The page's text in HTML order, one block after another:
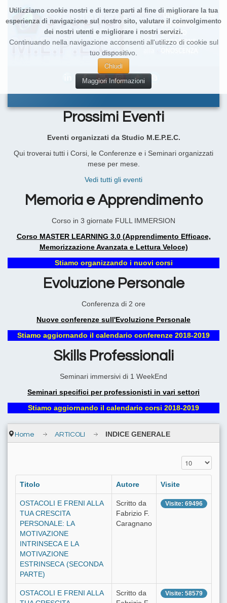
Utilizziamo cookie nostri e di terze parti al fine di migliorare la tua
esperienza di navigazione sul nostro sito, valutare il coinvolgimento
dei nostri utenti e migliorare i nostri servizi.
Continuando nella navigazione acconsenti all'utilizzo di cookie sul
tuo dispositivo.
Chiudi
Maggiori Informazioni
Prossimi Eventi
Eventi organizzati da Studio M.E.P.E.C.
Qui troverai tutti i Corsi, le Conferenze e i Seminari organizzati
mese per mese.
Vedi tutti gli eventi
Memoria e Apprendimento
Corso in 3 giornate FULL IMMERSION
Corso MASTER LEARNING 3.0 (Apprendimento Efficace,
Memorizzazione Avanzata e Lettura Veloce)
Stiamo organizzando i nuovi corsi
Evoluzione Personale
Conferenza di 2 ore
Nuove conferenze sull'Evoluzione Personale
Stiamo aggiornando il calendario conferenze 2018-2019
Skills Professionali
Seminari immersivi di 1 WeekEnd
Seminari specifici per professionisti in vari settori
Stiamo aggiornando il calendario corsi 2018-2019
Home ARTICOLI INDICE GENERALE
Visualizza n.
Titolo Autore Visite
OSTACOLI E FRENI ALLA
TUA CRESCITA
PERSONALE: LA
MOTIVAZIONE
INTRINSECA E LA
MOTIVAZIONE
ESTRINSECA (SECONDA
PARTE)
Scritto da
Fabrizio F.
Caragnano
Visite: 69496
OSTACOLI E FRENI ALLA
Scritto da
Visite: 58579